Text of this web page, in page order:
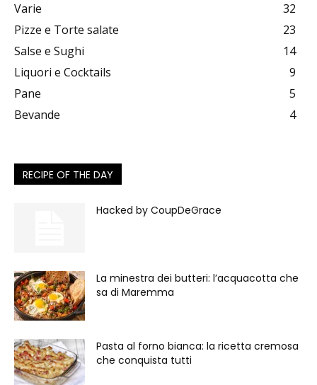
Varie
32
Pizze e Torte salate
23
Salse e Sughi
14
Liquori e Cocktails
9
Pane
5
Bevande
4
RECIPE OF THE DAY
Hacked by CoupDeGrace
La minestra dei butteri: l’acquacotta che
sa di Maremma
Pasta al forno bianca: la ricetta cremosa
che conquista tutti